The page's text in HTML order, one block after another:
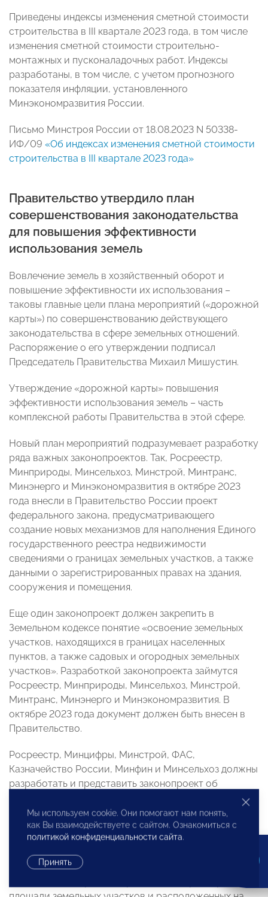
Приведены индексы изменения сметной стоимости
строительства в III квартале 2023 года, в том числе
изменения сметной стоимости строительно-
монтажных и пусконаладочных работ. Индексы
разработаны, в том числе, с учетом прогнозного
показателя инфляции, установленного
Минэкономразвития России.
Письмо Минстроя России от 18.08.2023 N 50338-
ИФ/09 «Об индексах изменения сметной стоимости
строительства в III квартале 2023 года»
Правительство утвердило план
совершенствования законодательства
для повышения эффективности
использования земель
Вовлечение земель в хозяйственный оборот и
повышение эффективности их использования –
таковы главные цели плана мероприятий («дорожной
карты») по совершенствованию действующего
законодательства в сфере земельных отношений.
Распоряжение о его утверждении подписал
Председатель Правительства Михаил Мишустин.
Утверждение «дорожной карты» повышения
эффективности использования земель – часть
комплексной работы Правительства в этой сфере.
Новый план мероприятий подразумевает разработку
ряда важных законопроектов. Так, Росреестр,
Минприроды, Минсельхоз, Минстрой, Минтранс,
Минэнерго и Минэкономразвития в октябре 2023
года внесли в Правительство России проект
федерального закона, предусматривающего
создание новых механизмов для наполнения Единого
государственного реестра недвижимости
сведениями о границах земельных участков, а также
данными о зарегистрированных правах на здания,
сооружения и помещения.
Еще один законопроект должен закрепить в
Земельном кодексе понятие «освоение земельных
участков, находящихся в границах населенных
пунктов, а также садовых и огородных земельных
участков». Разработкой законопроекта займутся
Росреестр, Минприроды, Минсельхоз, Минстрой,
Минтранс, Минэнерго и Минэкономразвития. В
октябре 2023 года документ должен быть внесен в
Правительство.
Росреестр, Минцифры, Минстрой, ФАС,
Казначейство России, Минфин и Минсельхоз должны
разработать и представить законопроект об
усовершенствовании процедуры торгов земельными
участками, находящимися в государственной или
муниципальной собственности. В Правительство
проект закона должен быть внесен в декабре 2023
года.
Мы используем cookie. Они помогают нам понять,
как Вы взаимодействуете с сайтом. Ознакомиться с
политикой конфиденциальности сайта.
Принять